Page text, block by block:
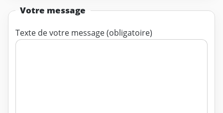
Votre message
Texte de votre message (obligatoire)